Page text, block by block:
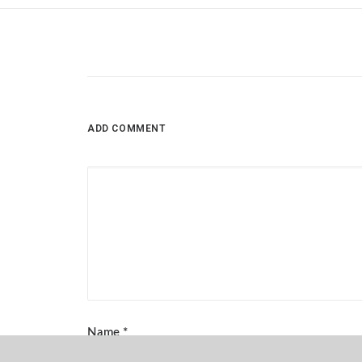
ADD COMMENT
Name*